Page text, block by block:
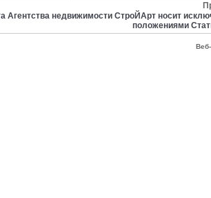
Агентства недвижимости СтроЙАрт носит
положениями